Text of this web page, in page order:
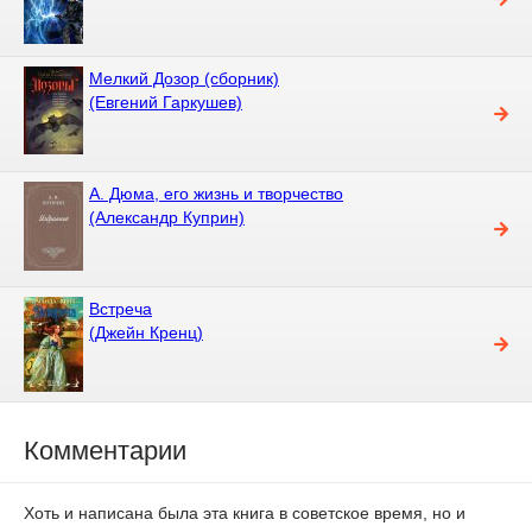
Мелкий Дозор (сборник)
(Евгений Гаркушев)
А. Дюма, его жизнь и творчество
(Александр Куприн)
Встреча
(Джейн Кренц)
Комментарии
Хоть и написана была эта книга в советское время, но и